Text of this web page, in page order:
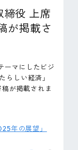
締役 上席
が掲載さ
ーマにしたビジ
らしい経済」
が掲載されま
年の展望」